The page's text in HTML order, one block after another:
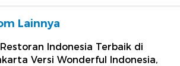
Lainnya
Indonesia Terbaik di
Versi Wonderful Indonesia,